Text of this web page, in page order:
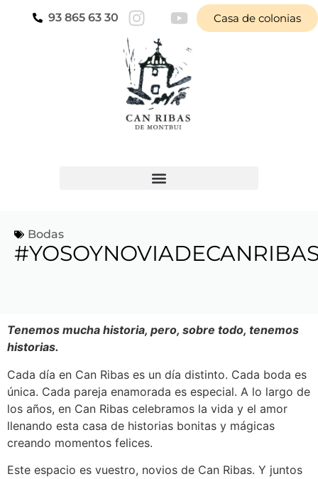
93 865 63 30 Casa de colonias
Bodas
Tenemos mucha historia, pero, sobre todo, tenemos
historias.
Cada día en Can Ribas es un día distinto. Cada boda es
única. Cada pareja enamorada es especial. A lo largo de
los años, en Can Ribas celebramos la vida y el amor
llenando esta casa de historias bonitas y mágicas
creando momentos felices.
Este espacio es vuestro, novios de Can Ribas. Y juntos